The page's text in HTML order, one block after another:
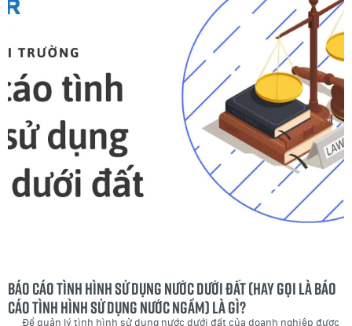
Báo cáo tình hình sử dụng nước dưới đất (hay gọi là Báo
cáo tình hình sử dụng nước ngầm) là gì?
Để quản lý tình hình sử dụng nước dưới đất của doanh nghiệp được